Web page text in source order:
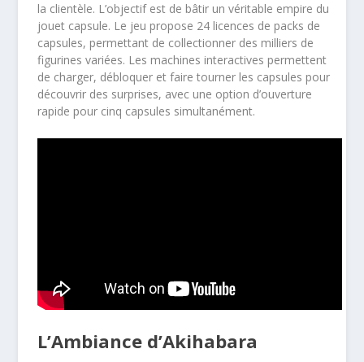
la clientèle. L’objectif est de bâtir un véritable empire du
jouet capsule. Le jeu propose 24 licences de packs de
capsules, permettant de collectionner des milliers de
figurines variées. Les machines interactives permettent
de charger, débloquer et faire tourner les capsules pour
découvrir des surprises, avec une option d’ouverture
rapide pour cinq capsules simultanément.
L’Ambiance d’Akihabara